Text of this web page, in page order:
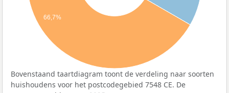
66,7%
Bovenstaand taartdiagram toont de verdeling naar soorten
huishoudens voor het postcodegebied 7548 CE. De